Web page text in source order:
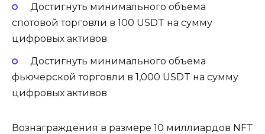
Достигнуть минимального объема
спотовой торговли в 100 USDT на сумму
цифровых активов
Достигнуть минимального объема
фьючерской торговли в 1,000 USDT на сумму
цифровых активов
Вознаграждения в размере 10 миллиардов NFT